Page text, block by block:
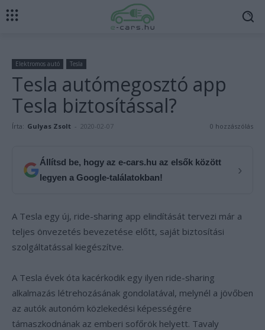
Elektromos autó Tesla
Tesla autómegosztó app
Tesla biztosítással?
Írta: Gulyas Zsolt - 2020-02-07 0 hozzászólás
Állítsd be, hogy az e-cars.hu az elsők között
legyen a Google-találatokban!
›
A Tesla egy új, ride-sharing app elindítását tervezi már a
teljes önvezetés bevezetése előtt, saját biztosítási
szolgáltatással kiegészítve.
A Tesla évek óta kacérkodik egy ilyen ride-sharing
alkalmazás létrehozásának gondolatával, melynél a jövőben
az autók autonóm közlekedési képességére
támaszkodnának az emberi sofőrök helyett. Tavaly